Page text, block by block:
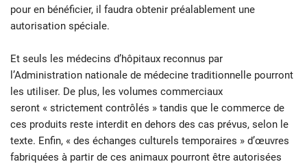
pour en bénéficier, il faudra obtenir préalablement une
autorisation spéciale.
Et seuls les médecins d’hôpitaux reconnus par
l’Administration nationale de médecine traditionnelle pourront
les utiliser. De plus, les volumes commerciaux
seront « strictement contrôlés » tandis que le commerce de
ces produits reste interdit en dehors des cas prévus, selon le
texte. Enfin, « des échanges culturels temporaires » d’œuvres
fabriquées à partir de ces animaux pourront être autorisées